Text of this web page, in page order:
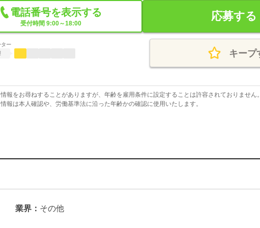
電話番号を表示する
受付時間 9:00～18:00
応募する
ター
キープ
報をお尋ねすることがありますが、年齢を雇用条件に設定することは許容されておりません
報は本人確認や、労働基準法に沿った年齢かの確認に使用いたします。
業界： その他